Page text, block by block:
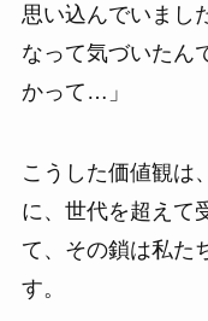
思い込んでいまし
なって気づいたん
かって…」
こうした価値観は
に、世代を超えて
て、その鎖は私た
す。